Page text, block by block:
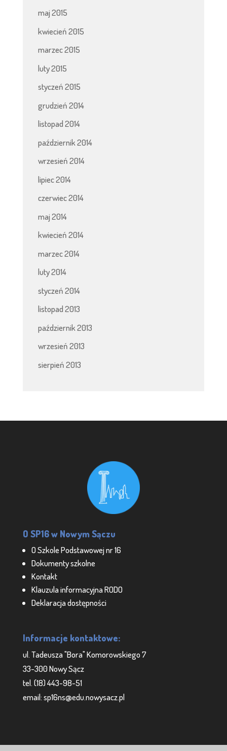
maj 2015
kwiecień 2015
marzec 2015
luty 2015
styczeń 2015
grudzień 2014
listopad 2014
październik 2014
wrzesień 2014
lipiec 2014
czerwiec 2014
maj 2014
kwiecień 2014
marzec 2014
luty 2014
styczeń 2014
listopad 2013
październik 2013
wrzesień 2013
sierpień 2013
O SP16 w Nowym Sączu
O Szkole Podstawowej nr 16
Dokumenty szkolne
Kontakt
Klauzula informacyjna RODO
Deklaracja dostępności
Informacje kontaktowe:
ul. Tadeusza "Bora" Komorowskiego 7
33-300 Nowy Sącz
tel. (18) 443-98-51
email: sp16ns@edu.nowysacz.pl